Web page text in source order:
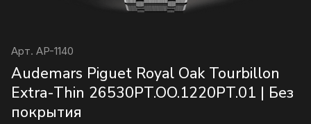
Арт. AP-1140
Audemars Piguet Royal Oak Tourbillon
Extra-Thin 26530PT.OO.1220PT.01 | Без
покрытия